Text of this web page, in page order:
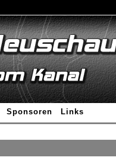
Sponsoren Links